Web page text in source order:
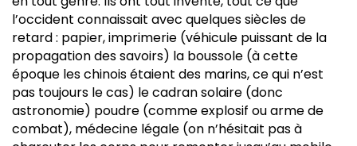
l’occident connaissait avec quelques siècles de
retard : papier, imprimerie (véhicule puissant de la
propagation des savoirs) la boussole (à cette
époque les chinois étaient des marins, ce qui n’est
pas toujours le cas) le cadran solaire (donc
astronomie) poudre (comme explosif ou arme de
combat), médecine légale (on n’hésitait pas à